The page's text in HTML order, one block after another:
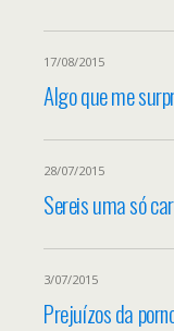
17/08/2015
Algo que me
28/07/2015
Sereis uma só
3/07/2015
Prejuízos da